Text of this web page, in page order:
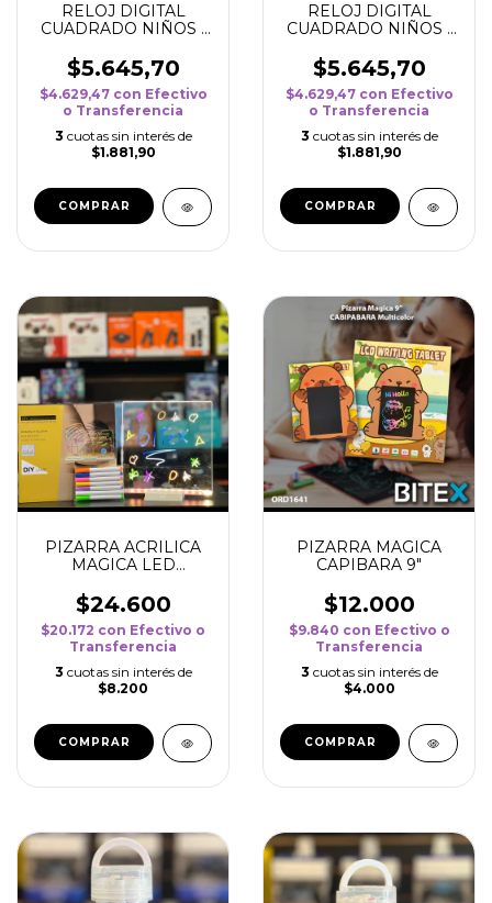
RELOJ DIGITAL
CUADRADO NIÑOS -
$5.645,70
$4.629,47 con Efectivo
o Transferencia
3 cuotas sin interés de
$1.881,90
RELOJ DIGITAL
CUADRADO NIÑOS -
$5.645,70
$4.629,47 con Efectivo
o Transferencia
3 cuotas sin interés de
$1.881,90
PIZARRA ACRILICA
MAGICA LED
$24.600
$20.172 con Efectivo o
Transferencia
3 cuotas sin interés de
$8.200
PIZARRA MAGICA
CAPIBARA 9"
$12.000
$9.840 con Efectivo o
Transferencia
3 cuotas sin interés de
$4.000